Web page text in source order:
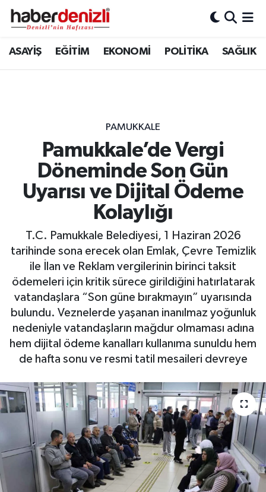
ASAYİŞ EĞİTİM EKONOMİ POLİTİKA SAĞLIK
PAMUKKALE
Pamukkale’de Vergi
Döneminde Son Gün
Uyarısı ve Dijital Ödeme
Kolaylığı
T.C. Pamukkale Belediyesi, 1 Haziran 2026
tarihinde sona erecek olan Emlak, Çevre Temizlik
ile İlan ve Reklam vergilerinin birinci taksit
ödemeleri için kritik sürece girildiğini hatırlatarak
vatandaşlara “Son güne bırakmayın” uyarısında
bulundu. Veznelerde yaşanan inanılmaz yoğunluk
nedeniyle vatandaşların mağdur olmaması adına
hem dijital ödeme kanalları kullanıma sunuldu hem
de hafta sonu ve resmi tatil mesaileri devreye
Denizli Nöbetçi Eczaneler
Tüm Manşetler
Son Dakika Haberleri